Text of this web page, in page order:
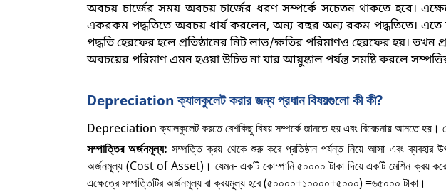
অবচয় চার্জের সময় অবচয় চার্জের ধরণ সম্পর্কে সচেতন থাকতে হবে।
একরকম পদ্ধতিতে অবচয় ধার্য করলেন, অন্য বছর অন্য রকম পদ্ধতিতে। এতে
পদ্ধতি হেরফের হলে প্রতিষ্ঠানের নিট লাভ/ক্ষতির পরিমাণও হেরফের হয়। তখন
অবচয়ের পরিমাণ এমন হওয়া উচিত না যার আয়ুষ্কাল পর্যন্ত সমষ্টি করলে
Depreciation ক্যালকুলেট করার জন্য প্রধান বিষয়গুলো কী কী?
Depreciation ক্যালকুলেট করতে বেশকিছু বিষয় সম্পর্কে জানতে হয় এবং বিবেচনায় আনতে হয়।
সম্পাত্তির অর্জনমূল্য: সম্পত্তি ক্রয় থেকে শুরু করে প্রতিষ্ঠান পর্যন্ত নিয়ে আসা এবং ব্যবহার
অর্জনমূল্য (Cost of Asset) । যেমন- একটি কোম্পানি ৫০০০০ টাকা দিয়ে একটি মেশিন ক্রয়
এক্ষেত্রে সম্পত্তিটির অর্জনমূল্য বা ক্রয়মূল্য হবে (৫০০০০+১০০০০+৫০০০) =৬৫০০০ টাকা ।